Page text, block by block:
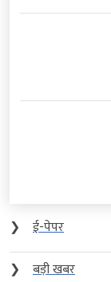
❯
ई-पेपर
❯
बड़ी खबर